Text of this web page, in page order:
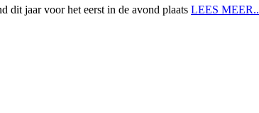
dit jaar voor het eerst in de avond plaats LEES MEER..